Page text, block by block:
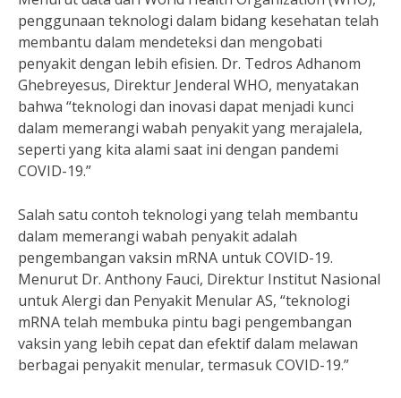
penggunaan teknologi dalam bidang kesehatan telah
membantu dalam mendeteksi dan mengobati
penyakit dengan lebih efisien. Dr. Tedros Adhanom
Ghebreyesus, Direktur Jenderal WHO, menyatakan
bahwa “teknologi dan inovasi dapat menjadi kunci
dalam memerangi wabah penyakit yang merajalela,
seperti yang kita alami saat ini dengan pandemi
COVID-19.”
Salah satu contoh teknologi yang telah membantu
dalam memerangi wabah penyakit adalah
pengembangan vaksin mRNA untuk COVID-19.
Menurut Dr. Anthony Fauci, Direktur Institut Nasional
untuk Alergi dan Penyakit Menular AS, “teknologi
mRNA telah membuka pintu bagi pengembangan
vaksin yang lebih cepat dan efektif dalam melawan
berbagai penyakit menular, termasuk COVID-19.”